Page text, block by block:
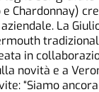
Chardonnay)
La
in
novità e a
“Siamo